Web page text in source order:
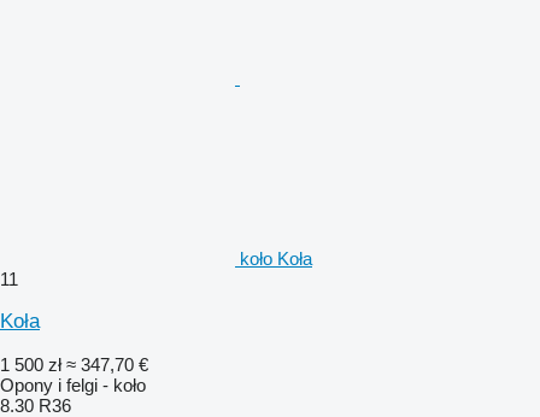
koło Koła
11
Koła
1 500 zł ≈ 347,70 €
Opony i felgi - koło
8.30 R36